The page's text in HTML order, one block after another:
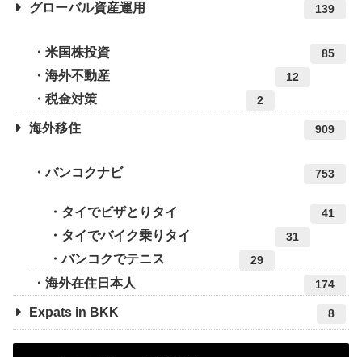
グローバル資産運用 139
米国株投資 85
海外不動産 12
税金対策 2
海外移住 909
バンコクナビ 753
タイでビザとりタイ 41
タイでバイク乗りタイ 31
バンコクでテニス 29
海外在住日本人 174
Expats in BKK 8